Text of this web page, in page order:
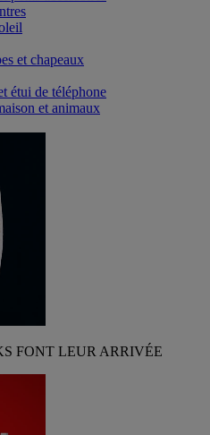
et chapeaux
étui de téléphone
et animaux
FONT LEUR ARRIVÉE